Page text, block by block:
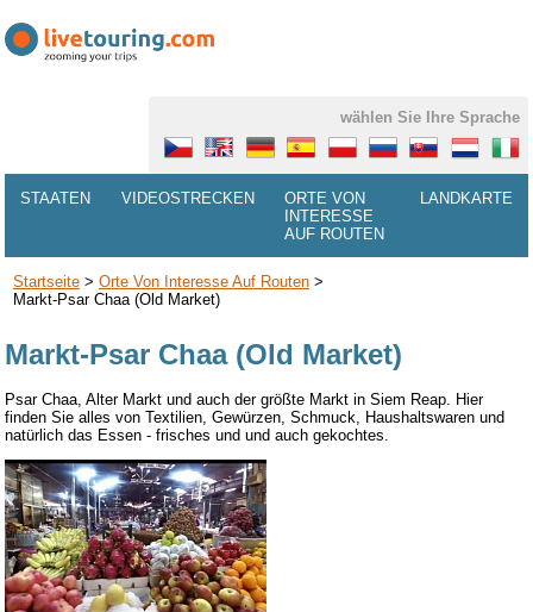
wählen Sie Ihre Sprache
STAATEN VIDEOSTRECKEN
ORTE VON
INTERESSE
AUF ROUTEN
LANDKARTE
Startseite> Orte Von Interesse Auf Routen>
Markt-Psar Chaa (Old Market)
Markt-Psar Chaa (Old Market)
PsarChaa, Alter Markt und auch der größte Markt in Siem Reap. Hier
finden Sie alles von Textilien, Gewürzen, Schmuck, Haushaltswaren und
natürlich das Essen - frisches und und auch gekochtes.